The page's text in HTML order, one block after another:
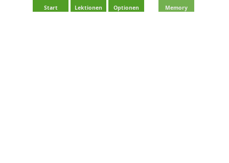
Start Lektionen Optionen Memory